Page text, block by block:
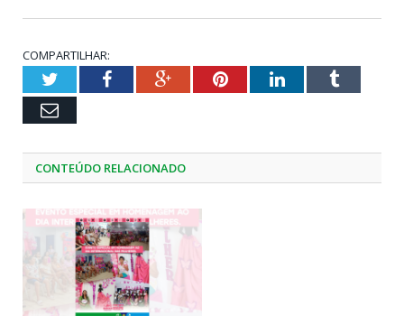
COMPARTILHAR:
TwitterFacebookGoogle+PinterestLinkedInTumblr
Email
CONTEÚDO RELACIONADO